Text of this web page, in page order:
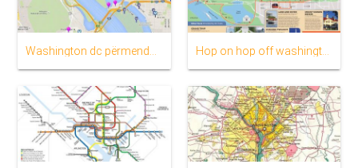
Hop on hop off washington dc hartë